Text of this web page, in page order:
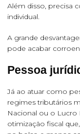
Além disso, precisa
individual.
A grande
pode acabar
Pessoa
Já ao atuar como
regimes tributários
Nacional ou o
otimização fiscal